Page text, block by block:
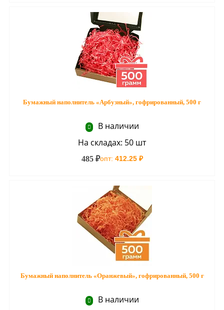
Бумажный наполнитель «Арбузный», гофрированный, 500 г
В наличии
На складах: 50 шт
485 ₽опт: 412.25 ₽
Бумажный наполнитель «Оранжевый», гофрированный, 500 г
В наличии